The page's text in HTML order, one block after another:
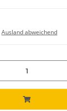
Ausland abweichend